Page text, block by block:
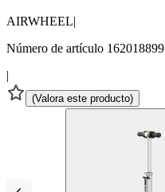
AIRWHEEL|
Número de artículo 162018899
|
(Valora este producto)